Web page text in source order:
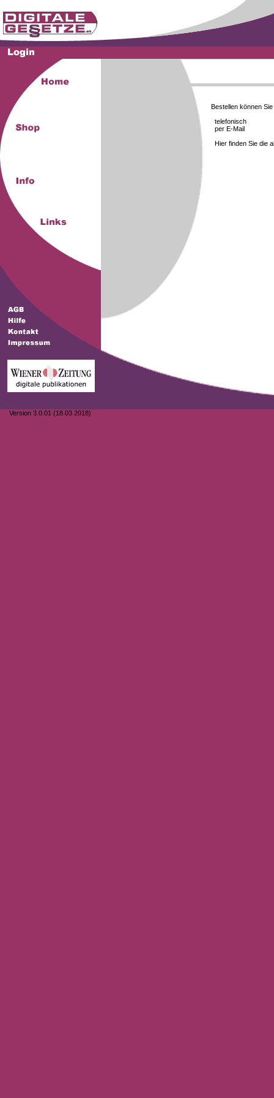
Version 3.0.01 (18.03.2018)
Bestellen können Sie
telefonisch
per E-Mail
Hier finden Sie die